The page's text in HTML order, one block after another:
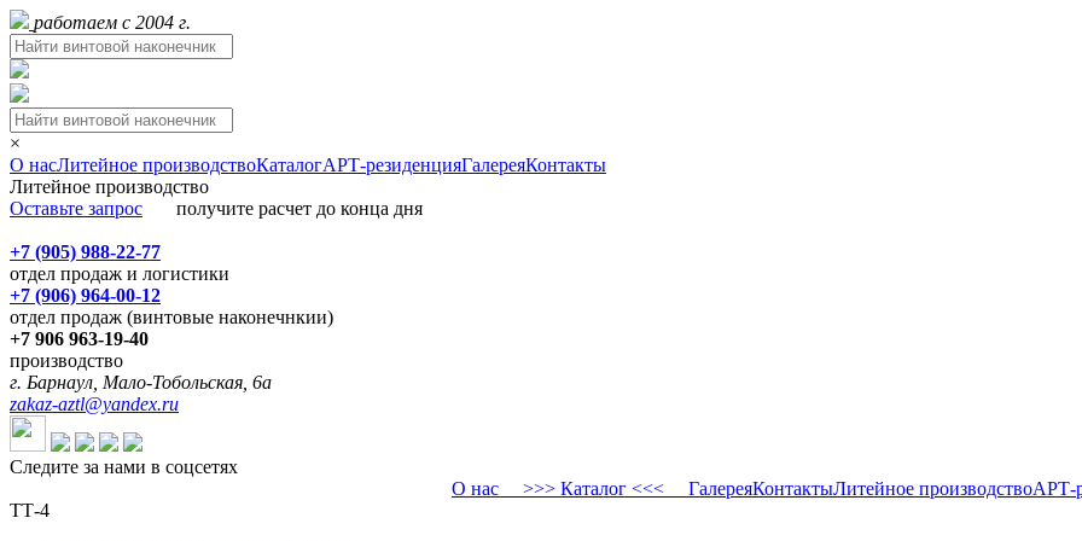
работаем с 2004 г.
×
О насЛитейное производствоКаталогАРТ-резиденцияГалереяКонтакты
Литейное производство
Оставьте запрос получите расчет до конца дня
+7 (905) 988-22-77
отдел продаж и логистики
+7 (906) 964-00-12
отдел продаж (винтовые наконечнкии)
+7 906 963-19-40
производство
г. Барнаул, Мало-Тобольская, 6а
zakaz-aztl@yandex.ru
Следите за нами в соцсетях
О нас >>> Каталог <<< ГалереяКонтактыЛитейное производствоАРТ-
ТТ-4